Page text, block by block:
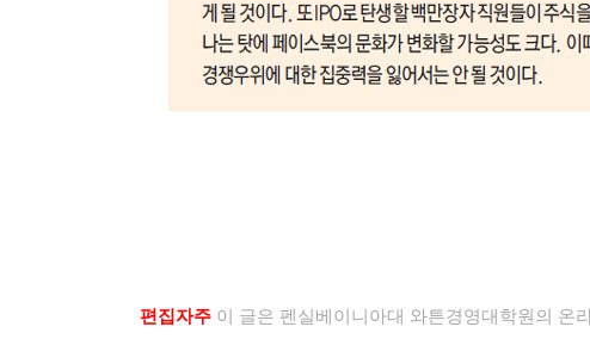
편집자주 이 글은 펜실베이니아대 와튼경영대학원의 온